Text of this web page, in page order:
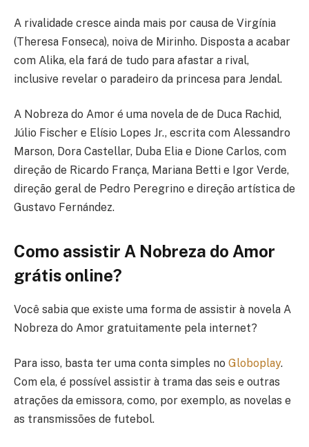
A rivalidade cresce ainda mais por causa de Virgínia
(Theresa Fonseca), noiva de Mirinho. Disposta a acabar
com Alika, ela fará de tudo para afastar a rival,
inclusive revelar o paradeiro da princesa para Jendal.
A Nobreza do Amor é uma novela de de Duca Rachid,
Júlio Fischer e Elísio Lopes Jr., escrita com Alessandro
Marson, Dora Castellar, Duba Elia e Dione Carlos, com
direção de Ricardo França, Mariana Betti e Igor Verde,
direção geral de Pedro Peregrino e direção artística de
Gustavo Fernández.
Como assistir A Nobreza do Amor
grátis online?
Você sabia que existe uma forma de assistir à novela A
Nobreza do Amor gratuitamente pela internet?
Para isso, basta ter uma conta simples no Globoplay.
Com ela, é possível assistir à trama das seis e outras
atrações da emissora, como, por exemplo, as novelas e
as transmissões de futebol.